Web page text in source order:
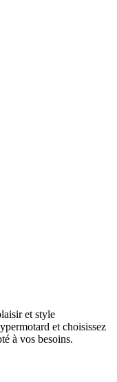
et style
et choisissez
à vos besoins.